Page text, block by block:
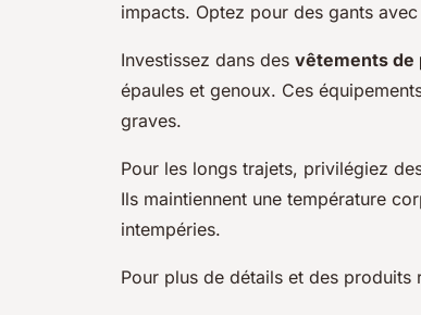
impacts. Optez pour des gants
Investissez dans des vêtements de
épaules et genoux. Ces
graves.
Pour les longs trajets, privilégiez
Ils maintiennent une température
intempéries.
Pour plus de détails et des produits